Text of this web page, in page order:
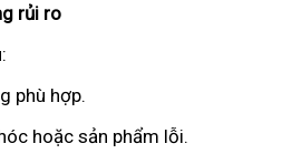
rủi ro
phù hợp.
hoặc sản phẩm lỗi.